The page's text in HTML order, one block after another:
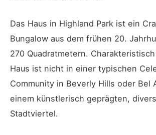
Das Haus in Highland Park ist ein
Bungalow aus dem frühen 20.
270 Quadratmetern.
Haus ist nicht in einer typischen
Community in Beverly Hills oder Bel
einem künstlerisch geprägten,
Stadtviertel.